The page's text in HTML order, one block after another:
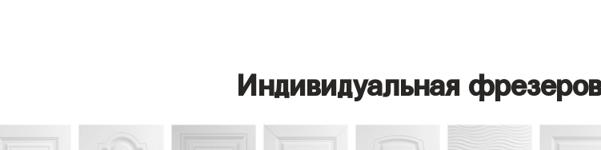
Индивидуальная